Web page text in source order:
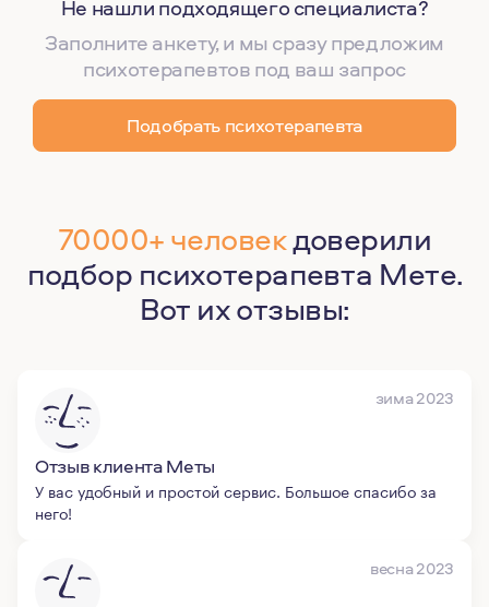
Не нашли подходящего специалиста?
Заполните анкету, и мы сразу предложим
психотерапевтов под ваш запрос
Подобрать психотерапевта
70000+ человекдоверили
подбор психотерапевта Мете.
Вот их отзывы:
зима 2023
Отзыв клиента Меты
У вас удобный и простой сервис. Большое спасибо за
него!
весна 2023